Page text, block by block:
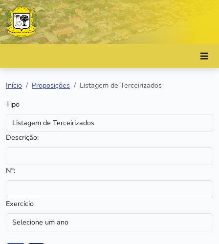
Início Proposições
Listagem de Terceirizados
Tipo
Descrição:
Nº:
Exercício